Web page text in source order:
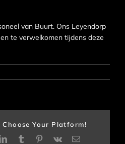
van Buurt. Ons Leyendorp
te verwelkomen tijdens deze
Choose Your Platform!
LinkedInTumblrPinterest
Vk
E-